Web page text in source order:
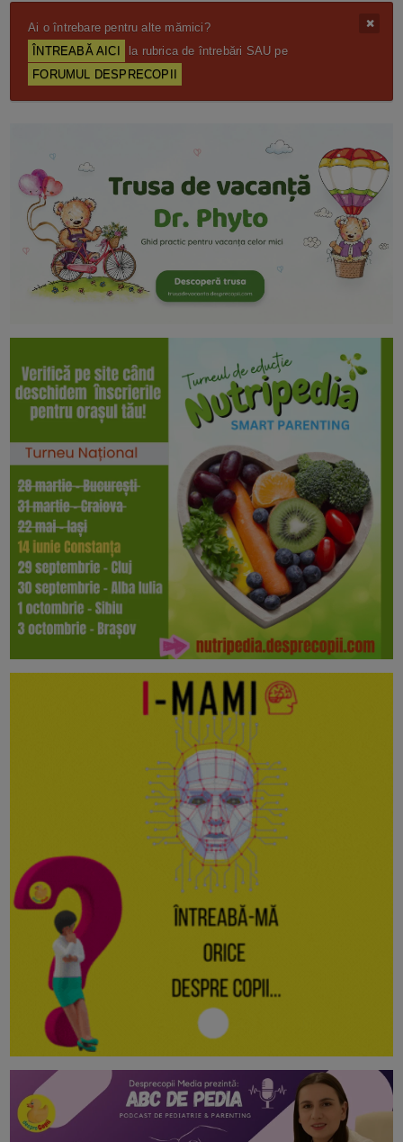
Ai o întrebare pentru alte mămici?
ÎNTREABĂ AICI
la rubrica de întrebări SAU pe
FORUMUL DESPRECOPII